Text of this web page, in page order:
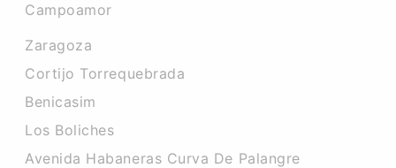
Campoamor
Zaragoza
Cortijo Torrequebrada
Benicasim
Los Boliches
Avenida Habaneras Curva De Palangre